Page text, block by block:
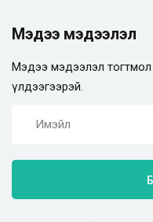
Мэдээ мэдээлэл
Мэдээ мэдээлэл
үлдээгээрэй.